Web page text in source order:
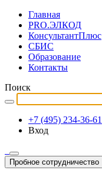
Главная
PRO.ЭЛКОД
КонсультантПлюс
СБИС
Образование
Контакты
Поиск
+7 (495) 234-36-61
Вход
Пробное сотрудничество